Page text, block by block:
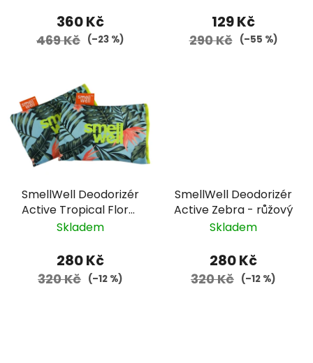
360 Kč
469 Kč (–23 %)
129 Kč
290 Kč (–55 %)
SmellWell Deodorizér
Active Tropical Floral
II
Skladem
280 Kč
320 Kč (–12 %)
SmellWell Deodorizér
Active Zebra - růžový
Skladem
280 Kč
320 Kč (–12 %)